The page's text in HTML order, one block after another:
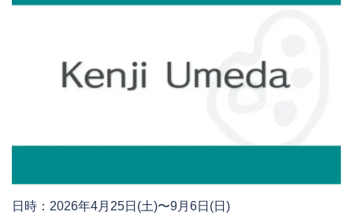
日時：2026年4月25日(土)〜9月6日(日)